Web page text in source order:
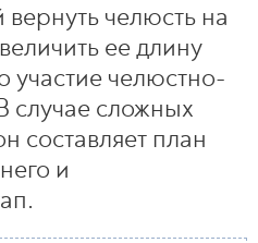
челюсть на
ее длину
участие челюстно-
случае сложных
составляет план
и